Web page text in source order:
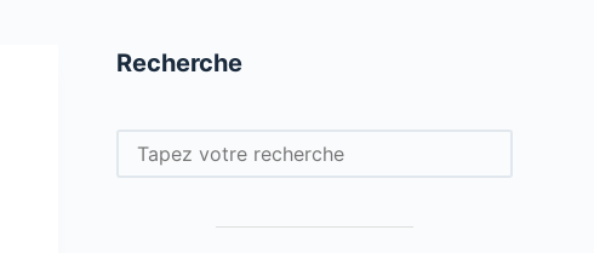
Recherche
Rechercher